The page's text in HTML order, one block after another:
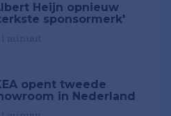
Heijn opnieuw
sponsormerk'
opent tweede
in Nederland